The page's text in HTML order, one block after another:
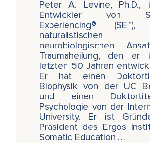
Peter A. Levine, Ph.D.,
Entwickler von
Experiencing® (SE™),
naturalistischen
neurobiologischen
Traumaheilung, den er
letzten 50 Jahren
Er hat einen
Biophysik von der UC
und einen
Psychologie von der
University. Er ist
Präsident des Ergos
Somatic Education …